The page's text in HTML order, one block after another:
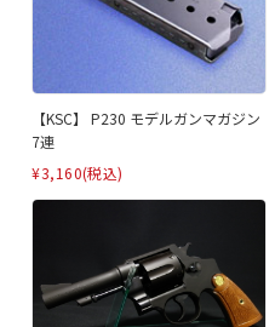
【KSC】 P230 モデルガンマガジン
7連
¥3,160(税込)